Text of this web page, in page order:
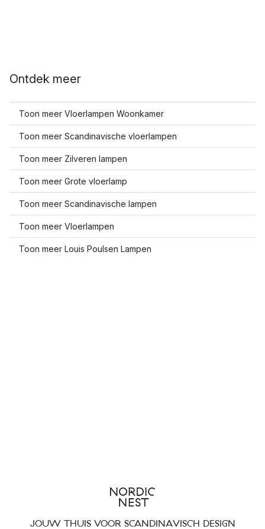
Ontdek meer
Toon meer Vloerlampen Woonkamer
Toon meer Scandinavische vloerlampen
Toon meer Zilveren lampen
Toon meer Grote vloerlamp
Toon meer Scandinavische lampen
Toon meer Vloerlampen
Toon meer Louis Poulsen Lampen
JOUW THUIS VOOR SCANDINAVISCH DESIGN